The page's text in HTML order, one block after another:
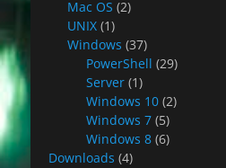
Mac OS (2)
UNIX (1)
Windows (37)
PowerShell (29)
Server (1)
Windows 10 (2)
Windows 7 (5)
Windows 8 (6)
Downloads (4)